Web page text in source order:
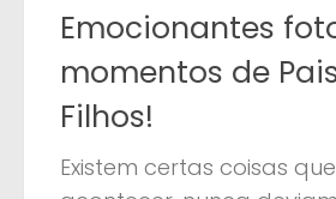
Emocionantes
momentos de
Filhos!
Existem certas coisas